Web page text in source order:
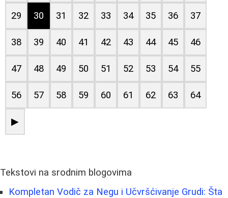
29 30 31 32 33 34 35 36 37
38 39 40 41 42 43 44 45 46
47 48 49 50 51 52 53 54 55
56 57 58 59 60 61 62 63 64
▶
Tekstovi na srodnim blogovima
Kompletan Vodič za Negu i Učvršćivanje Grudi: Šta